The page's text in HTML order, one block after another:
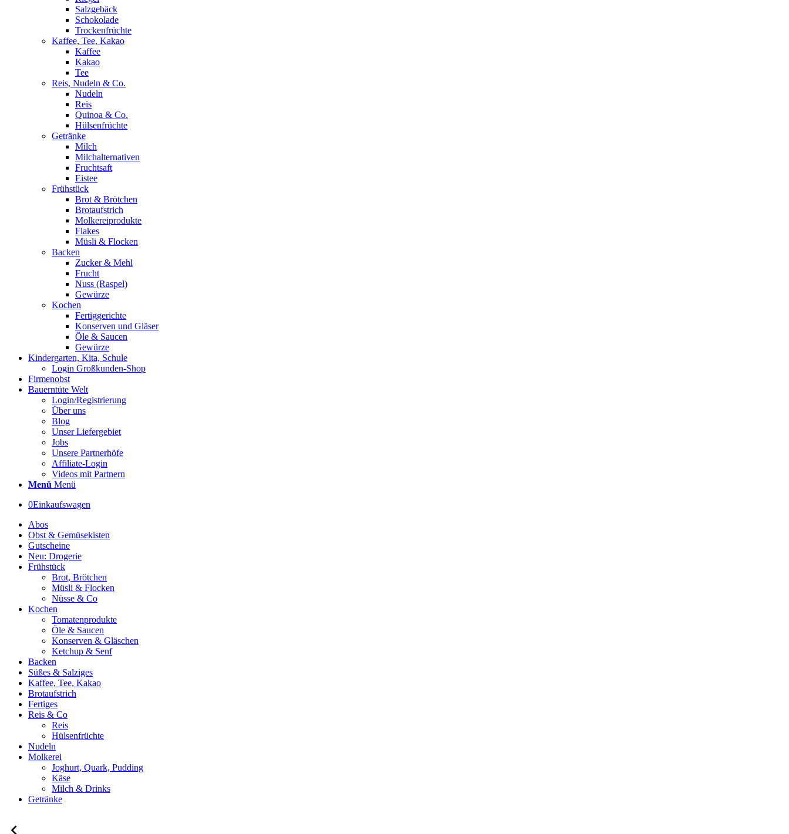
Salzgebäck
Schokolade
Trockenfrüchte
Kaffee, Tee, Kakao
Kaffee
Kakao
Tee
Reis, Nudeln & Co.
Nudeln
Reis
Quinoa & Co.
Hülsenfrüchte
Getränke
Milch
Milchalternativen
Fruchtsaft
Eistee
Frühstück
Brot & Brötchen
Brotaufstrich
Molkereiprodukte
Flakes
Müsli & Flocken
Backen
Zucker & Mehl
Frucht
Nuss (Raspel)
Gewürze
Kochen
Fertiggerichte
Konserven und Gläser
Öle & Saucen
Gewürze
Kindergarten, Kita, Schule
Login Großkunden-Shop
Firmenobst
Bauerntüte Welt
Login/Registrierung
Über uns
Blog
Unser Liefergebiet
Jobs
Unsere Partnerhöfe
Affiliate-Login
Videos mit Partnern
Menü Menü
0Einkaufswagen
Abos
Obst & Gemüsekisten
Gutscheine
Neu: Drogerie
Frühstück
Brot, Brötchen
Müsli & Flocken
Nüsse & Co
Kochen
Tomatenprodukte
Öle & Saucen
Konserven & Gläschen
Ketchup & Senf
Backen
Süßes & Salziges
Kaffee, Tee, Kakao
Brotaufstrich
Fertiges
Reis & Co
Reis
Hülsenfrüchte
Nudeln
Molkerei
Joghurt, Quark, Pudding
Käse
Milch & Drinks
Getränke